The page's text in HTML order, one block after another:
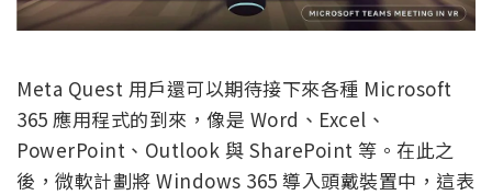
Meta Quest 用戶還可以期待接下來各種 Microsoft
365 應用程式的到來，像是 Word、Excel、
PowerPoint、Outlook 與 SharePoint 等。在此之
後，微軟計劃將 Windows 365 導入頭戴裝置中，這表